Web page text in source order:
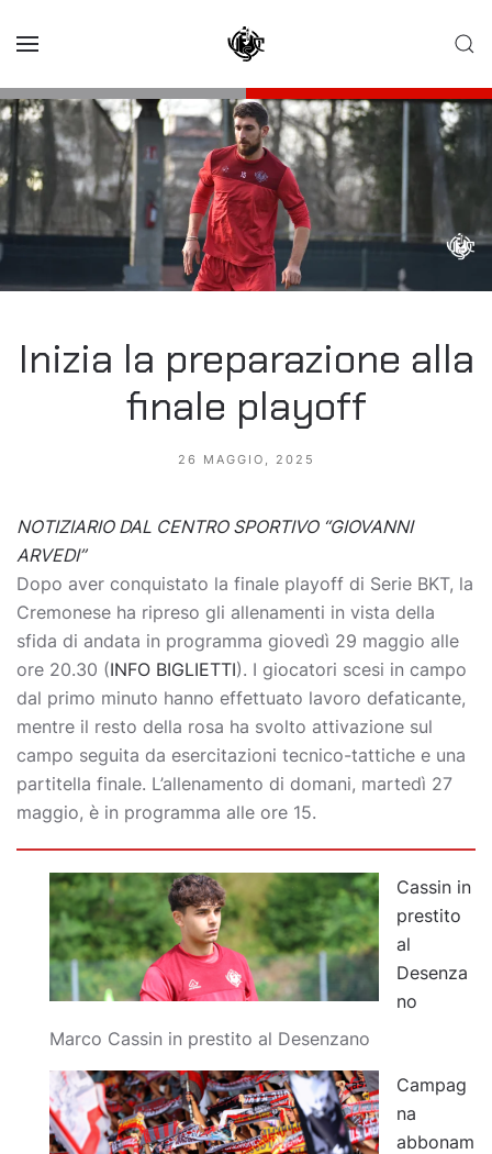
Inizia la preparazione alla
finale playoff
26 MAGGIO, 2025
NOTIZIARIO DAL CENTRO SPORTIVO “GIOVANNI
ARVEDI”
Dopo aver conquistato la finale playoff di Serie BKT, la
Cremonese ha ripreso gli allenamenti in vista della
sfida di andata in programma giovedì 29 maggio alle
ore 20.30 (INFO BIGLIETTI). I giocatori scesi in campo
dal primo minuto hanno effettuato lavoro defaticante,
mentre il resto della rosa ha svolto attivazione sul
campo seguita da esercitazioni tecnico-tattiche e una
partitella finale. L’allenamento di domani, martedì 27
maggio, è in programma alle ore 15.
Cassin in
prestito
al
Desenza
no
Marco Cassin in prestito al Desenzano
Campag
na
abbonam